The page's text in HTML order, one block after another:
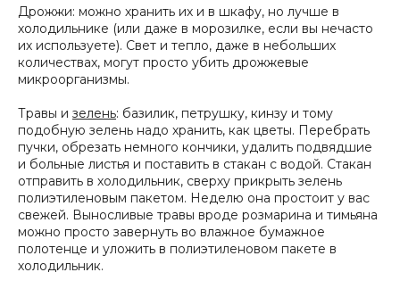
Дрожжи: можно хранить их и в шкафу, но лучше в
холодильнике (или даже в морозилке, если вы нечасто
их используете). Свет и тепло, даже в небольших
количествах, могут просто убить дрожжевые
микроорганизмы.
Травы и зелень: базилик, петрушку, кинзу и тому
подобную зелень надо хранить, как цветы. Перебрать
пучки, обрезать немного кончики, удалить подвядшие
и больные листья и поставить в стакан с водой. Стакан
отправить в холодильник, сверху прикрыть зелень
полиэтиленовым пакетом. Неделю она простоит у вас
свежей. Выносливые травы вроде розмарина и тимьяна
можно просто завернуть во влажное бумажное
полотенце и уложить в полиэтиленовом пакете в
холодильник.